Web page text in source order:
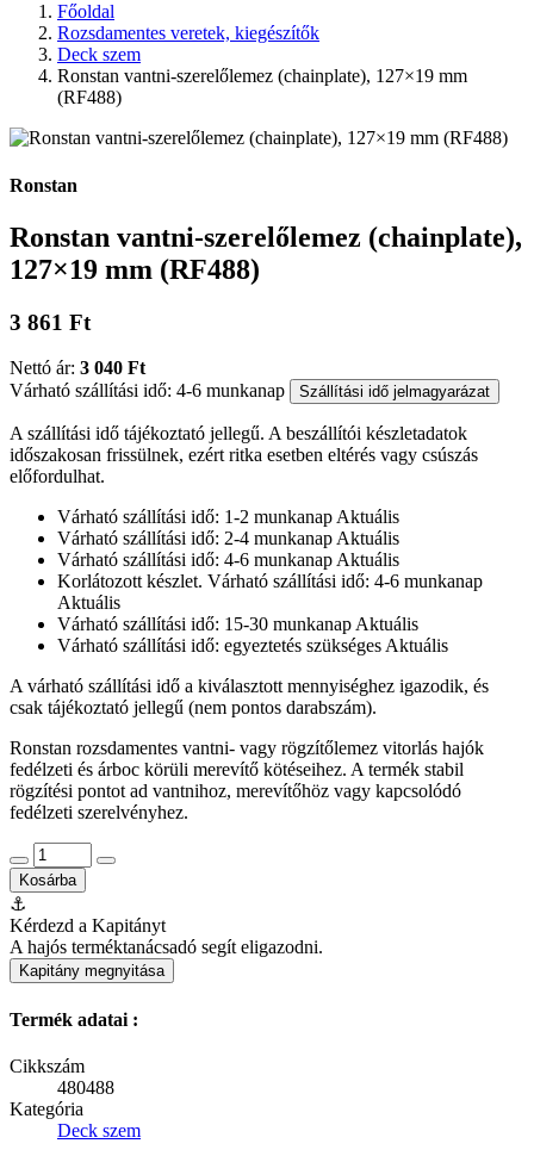
Főoldal
Rozsdamentes veretek, kiegészítők
Deck szem
Ronstan vantni-szerelőlemez (chainplate), 127×19 mm
(RF488)
Ronstan
Ronstan vantni-szerelőlemez (chainplate),
127×19 mm (RF488)
3 861 Ft
Nettó ár: 3 040 Ft
Várható szállítási idő: 4-6 munkanap
Szállítási idő jelmagyarázat
A szállítási idő tájékoztató jellegű. A beszállítói készletadatok
időszakosan frissülnek, ezért ritka esetben eltérés vagy csúszás
előfordulhat.
Várható szállítási idő: 1-2 munkanapAktuális
Várható szállítási idő: 2-4 munkanapAktuális
Várható szállítási idő: 4-6 munkanapAktuális
Korlátozott készlet. Várható szállítási idő: 4-6 munkanap
Aktuális
Várható szállítási idő: 15-30 munkanapAktuális
Várható szállítási idő: egyeztetés szükségesAktuális
A várható szállítási idő a kiválasztott mennyiséghez igazodik, és
csak tájékoztató jellegű (nem pontos darabszám).
Ronstan rozsdamentes vantni- vagy rögzítőlemez vitorlás hajók
fedélzeti és árboc körüli merevítő kötéseihez. A termék stabil
rögzítési pontot ad vantnihoz, merevítőhöz vagy kapcsolódó
fedélzeti szerelvényhez.
Kosárba
⚓
Kérdezd a Kapitányt
A hajós terméktanácsadó segít eligazodni.
Kapitány megnyitása
Termék adatai :
Cikkszám
480488
Kategória
Deck szem